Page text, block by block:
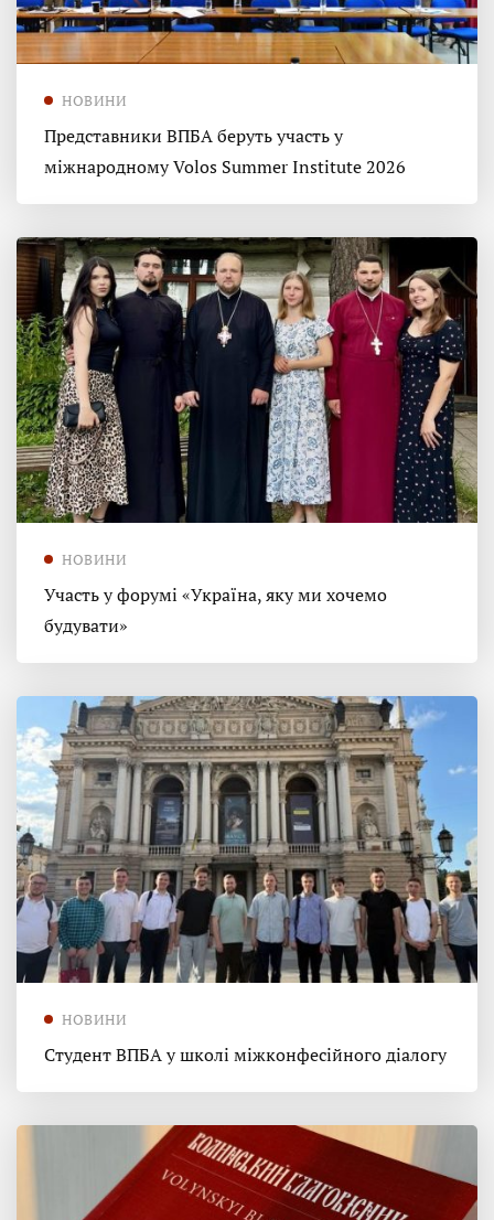
НОВИНИ
Представники ВПБА беруть участь у
міжнародному Volos Summer Institute 2026
НОВИНИ
Участь у форумі «Україна, яку ми хочемо
будувати»
НОВИНИ
Студент ВПБА у школі міжконфесійного діалогу